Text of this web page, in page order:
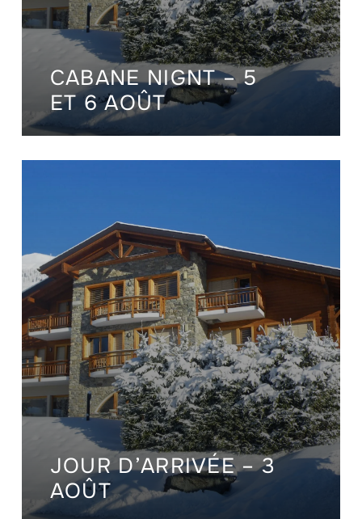
CABANE NIGNT – 5
ET 6 AOÛT
JOUR D’ARRIVÉE – 3
AOÛT